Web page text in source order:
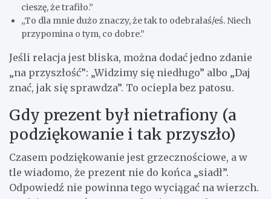
cieszę, że trafiło.”
„To dla mnie dużo znaczy, że tak to odebrałaś/eś. Niech
przypomina o tym, co dobre.”
Jeśli relacja jest bliska, można dodać jedno zdanie
„na przyszłość”: „Widzimy się niedługo” albo „Daj
znać, jak się sprawdza”. To ociepla bez patosu.
Gdy prezent był nietrafiony (a
podziękowanie i tak przyszło)
Czasem podziękowanie jest grzecznościowe, a w
tle wiadomo, że prezent nie do końca „siadł”.
Odpowiedź nie powinna tego wyciągać na wierzch.